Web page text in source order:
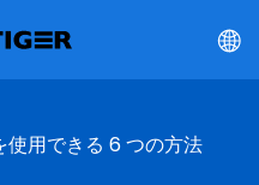
使用できる 6 つの方法